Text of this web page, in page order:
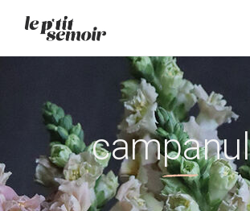
No products in the cart.